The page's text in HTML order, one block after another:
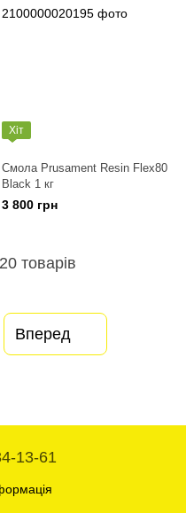
Хіт
Смола Prusament Resin Flex80
Black 1 кг
3 800 грн
товарів
Вперед
13-61